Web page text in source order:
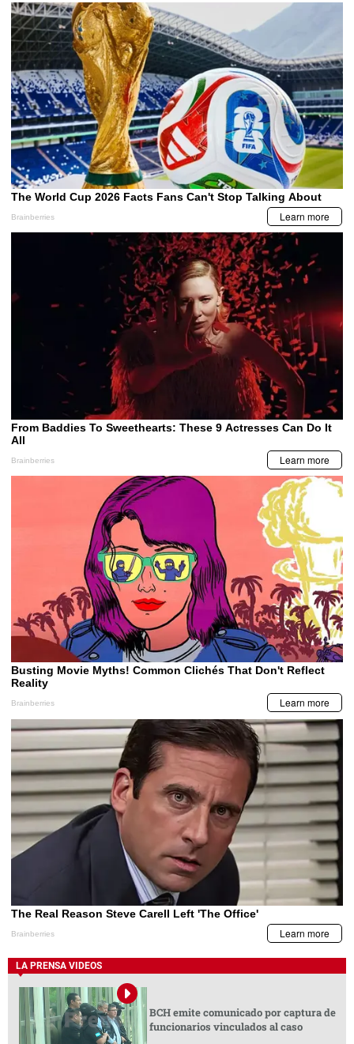
LA PRENSA VIDEOS
BCH emite comunicado por captura de
funcionarios vinculados al caso